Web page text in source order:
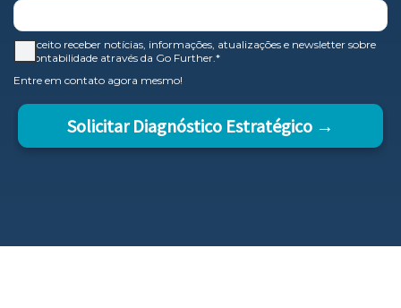
Aceito receber notícias, informações, atualizações e newsletter sobre
contabilidade através da Go Further.*
Entre em contato agora mesmo!
Solicitar Diagnóstico Estratégico →